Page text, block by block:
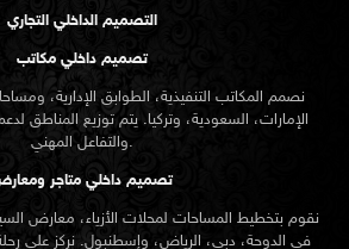
التصميم الداخلي التجاري
تصميم داخلي مكاتب
نصمم المكاتب التنفيذية، الطوابق الإدارية،
الإمارات، السعودية، وتركيا. يتم توزيع المناطق
والتفاعل المهني.
تصميم داخلي متاجر
نقوم بتخطيط المساحات لمحلات الأزياء، معارض
في الدوحة، دبي، الرياض، وإسطنبول. نركز على